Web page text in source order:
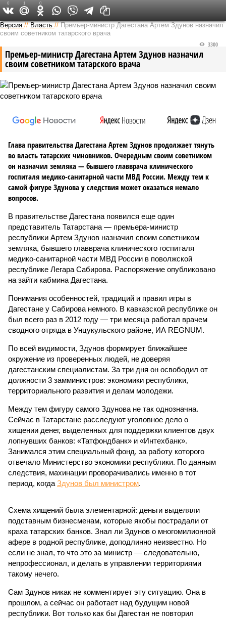
Версия на Кавказе
Версия //Власть //Премьер-министр Дагестана Артем Здунов назначил
своим советником татарского врача
Премьер-министр Дагестана Артем Здунов назначил
своим советником татарского врача
3300
Глава правительства Дагестана Артем Здунов продолжает тянуть
во власть татарских чиновников. Очередным своим советником
он назначил земляка — бывшего главврача клинического
госпиталя медико-санитарной части МВД России. Между тем к
самой фигуре Здунова у следствия может оказаться немало
вопросов.
В правительстве Дагестана появился еще один
представитель Татарстана — премьера-министр
республики Артем Здунов назначил своим советником
земляка, бывшего главврача клинического госпиталя
медико-санитарной части МВД России в поволжской
республике Легара Сабирова. Распоряжение опубликовано
на зайти кабмина Дагестана.
Понимания особенностей, традиций и правил игры в
Дагестане у Сабирова немного. В кавказской республике он
был всего раз в 2012 году — три месяца работал врачем
сводного отряда в Унцукульского районе, ИА REGNUM.
По всей видимости, Здунов формирует ближайшее
окружение из проверенных людей, не доверяя
дагестанским специалистам. За три дня он освободил от
должности 3 замминистров: экономики республики,
территориального развития и делам молодежи.
Между тем фигуру самого Здунова не так однозначна.
Сейчас в Татарстане расследуют уголовное дело о
хищении денег, выделенных для поддержки клиентов двух
лопнувших банков: «Татфондбанк» и «Интехбанк».
Занимался этим специальный фонд, за работу которого
отвечало Министерство экономики республики. По данным
следствия, махинации проворачивались именно в тот
период, когда Здунов был министром.
Схема хищений была элементарной: деньги выделяли
подставным бизнесменам, которые якобы пострадали от
краха татарских банков. Знал ли Здунов о многомилионной
афере в родной республике, доподлинно неизвестно. Но
если не знал, то что это за министр — следовательно,
непрофессионал, и делать в управлении территориями
такому нечего.
Сам Здунов никак не комментирует эту ситуацию. Она в
прошлом, а сейчас он работает над будущим новой
республики. Вот только как бы Дагестан не повторил
0 1 0